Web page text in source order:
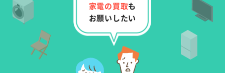
家電の買取も
お願いしたい